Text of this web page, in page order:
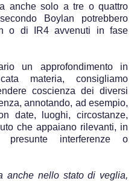
anche solo a tre o quattro
Boylan potrebbero
o di IR4 avvenuti in fase
un approfondimento in
materia, consigliamo
coscienza dei diversi
annotando, ad esempio,
date, luoghi, circostanze,
che appaiano rilevanti, in
interferenze o
nello stato di veglia,